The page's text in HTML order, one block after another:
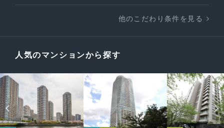
他のこだわり条件を見る
人気のマンションから探す